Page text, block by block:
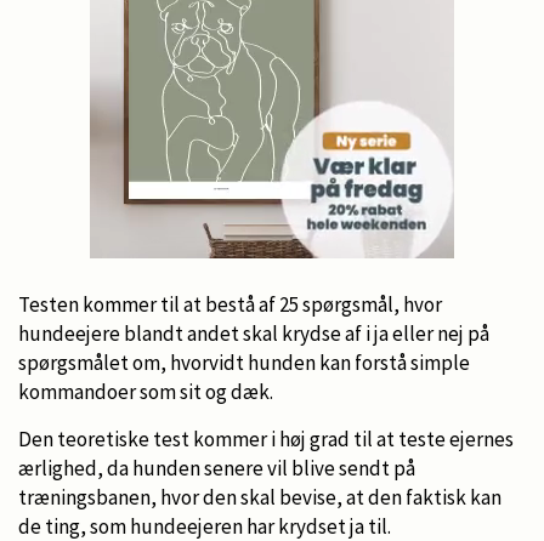
Testen kommer til at bestå af 25 spørgsmål, hvor
hundeejere blandt andet skal krydse af i ja eller nej på
spørgsmålet om, hvorvidt hunden kan forstå simple
kommandoer som sit og dæk.
Den teoretiske test kommer i høj grad til at teste ejernes
ærlighed, da hunden senere vil blive sendt på
træningsbanen, hvor den skal bevise, at den faktisk kan
de ting, som hundeejeren har krydset ja til.